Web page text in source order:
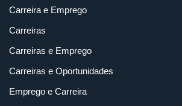
Carreira e Emprego
Carreiras
Carreiras e Emprego
Carreiras e Oportunidades
Emprego e Carreira